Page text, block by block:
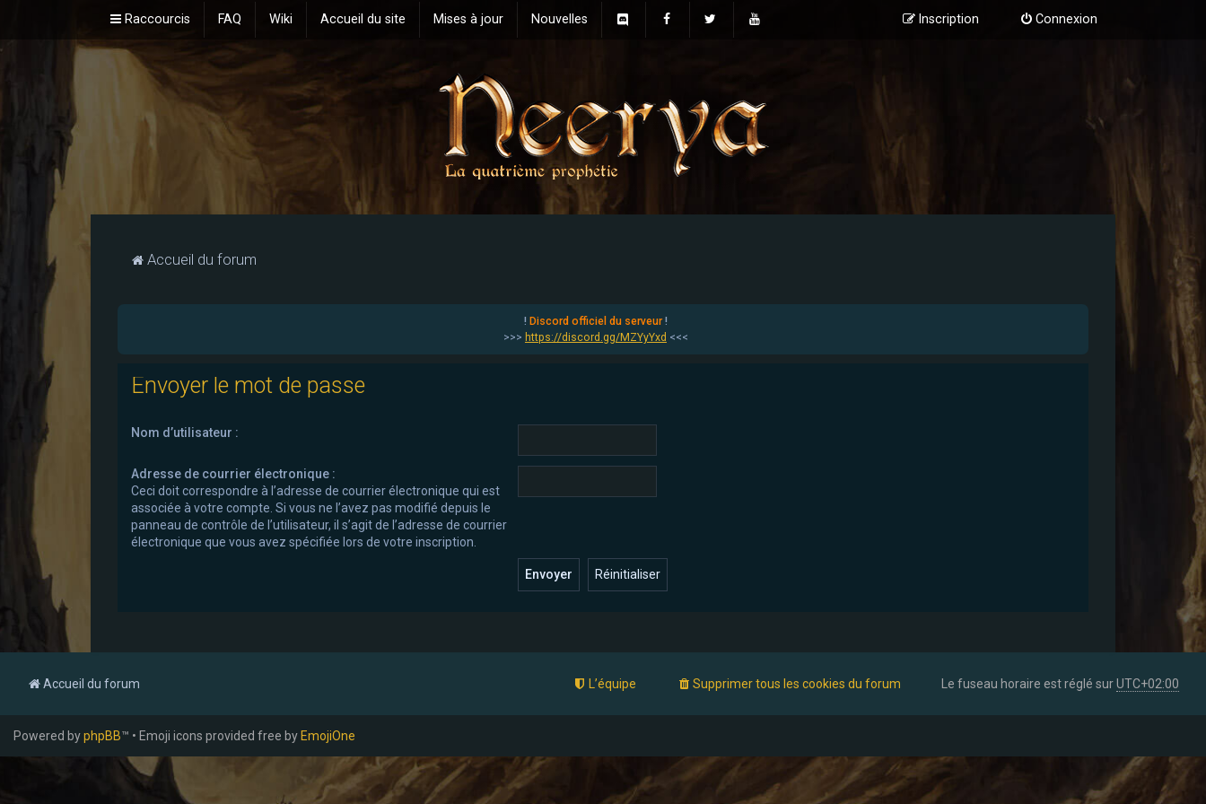
Raccourcis FAQ Wiki Accueil du site Mises à jour Nouvelles Connexion
Inscription
Accueil du forum
! Discord officiel du serveur!
>>> https://discord.gg/MZYyYxd <<<
Envoyer le mot de passe
Nom d’utilisateur :
Adresse de courrier électronique :
Ceci doit correspondre à l’adresse de courrier électronique qui est
associée à votre compte. Si vous ne l’avez pas modifié depuis le
panneau de contrôle de l’utilisateur, il s’agit de l’adresse de courrier
électronique que vous avez spécifiée lors de votre inscription.
Accueil du forum Le fuseau horaire est réglé surUTC+02:00
Supprimer tous les cookies du forum
L’équipe
Powered byphpBB™ • Emoji icons provided free by EmojiOne